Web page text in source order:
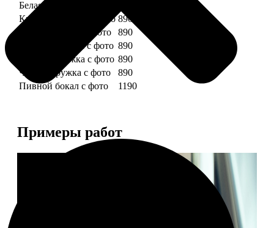
Белая кружка с фото
Красная кружка с фото 890
Желтая кружка с фото
890
Зеленая кружка с фото 890
Голубая кружка с фото 890
Черная кружка с фото
890
Пивной бокал с фото
1190
Примеры работ